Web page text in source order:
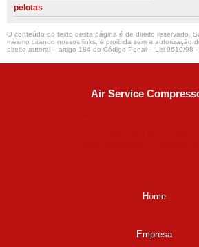
pelotas
O conteúdo do texto desta página é de direito reservado.
mesmo citando nossos links, é proibida sem a autorização
direito autoral – artigo 184 do Código Penal – Lei 9610/98
Air Service
Home
Empresa